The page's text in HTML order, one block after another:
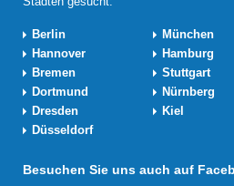
Berlin
München
Hannover
Hamburg
Bremen
Stuttgart
Dortmund
Nürnberg
Dresden
Kiel
Düsseldorf
Besuchen Sie uns auch auf